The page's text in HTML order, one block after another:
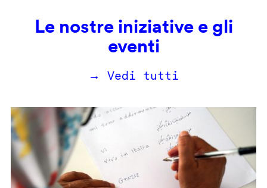
Le nostre iniziative e gli
eventi
→ Vedi tutti